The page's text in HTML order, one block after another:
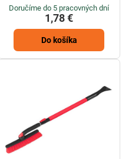
Doručíme do 5 pracovných dní
1,78 €
Do košíka